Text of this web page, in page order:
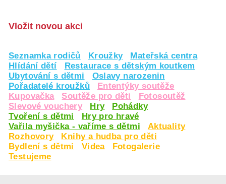
Vložit novou akci
Seznamka rodičů Kroužky
Mateřská centra
Hlídání dětí
Restaurace s dětským koutkem
Ubytování s dětmi
Oslavy narozenin
Pořadatelé kroužků
Ententýky soutěže
Kupovačka
Soutěže pro děti
Fotosoutěž
Slevové vouchery
Hry
Pohádky
Tvoření s dětmi
Hry pro hravé
Vařila myšička - vaříme s dětmi
Aktuality
Rozhovory
Knihy a hudba pro děti
Bydlení s dětmi
Videa
Fotogalerie
Testujeme